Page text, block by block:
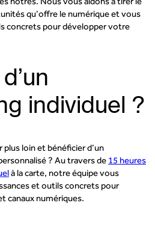
qu’offre le numérique et vous
concrets pour développer votre
individuel ?
plus loin et bénéficier d’un
? Au travers de 15 heures
à la carte, notre équipe vous
et outils concrets pour
canaux numériques.